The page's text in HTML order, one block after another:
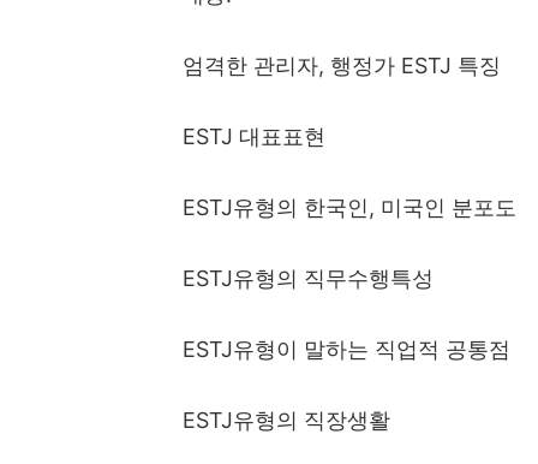
엄격한 관리자, 행정가 ESTJ 특징
ESTJ 대표표현
ESTJ유형의 한국인, 미국인 분포도
ESTJ유형의 직무수행특성
ESTJ유형이 말하는 직업적 공통점
ESTJ유형의 직장생활